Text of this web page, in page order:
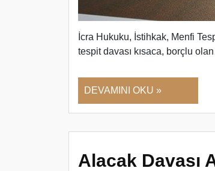
İcra Hukuku, İstihkak, Menfi
tespit davası kısaca, borçlu
DEVAMINI OKU »
Alacak Davası